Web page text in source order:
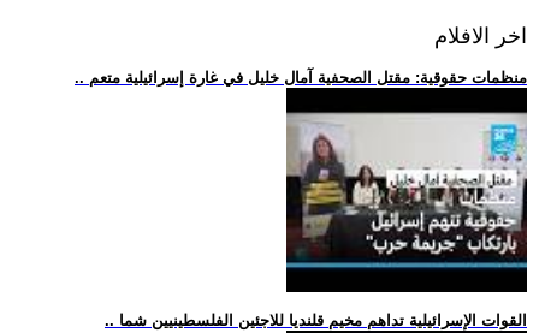
اخر الافلام
.. منظمات حقوقية: مقتل الصحفية آمال خليل في غارة إسرائيلية متعم
.. القوات الإسرائيلية تداهم مخيم قلنديا للاجئين الفلسطينيين شما